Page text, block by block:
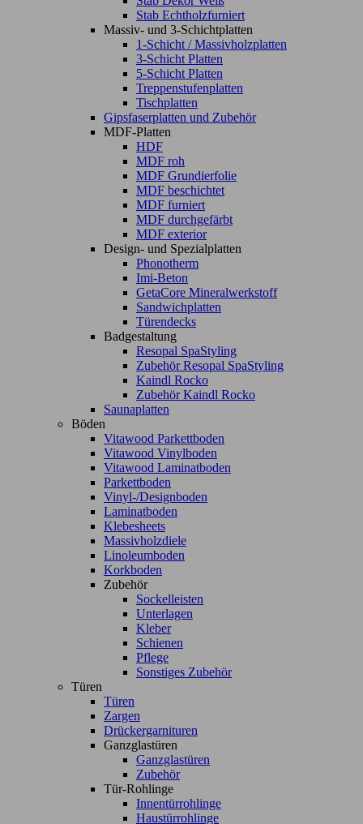
Stab Echtholzfurniert
Massiv- und 3-Schichtplatten
1-Schicht / Massivholzplatten
3-Schicht Platten
5-Schicht Platten
Treppenstufenplatten
Tischplatten
Gipsfaserplatten und Zubehör
MDF-Platten
HDF
MDF roh
MDF Grundierfolie
MDF beschichtet
MDF furniert
MDF durchgefärbt
MDF exterior
Design- und Spezialplatten
Phonotherm
Imi-Beton
GetaCore Mineralwerkstoff
Sandwichplatten
Türendecks
Badgestaltung
Resopal SpaStyling
Zubehör Resopal SpaStyling
Kaindl Rocko
Zubehör Kaindl Rocko
Saunaplatten
Böden
Vitawood Parkettboden
Vitawood Vinylboden
Vitawood Laminatboden
Parkettboden
Vinyl-/Designboden
Laminatboden
Klebesheets
Massivholzdiele
Linoleumboden
Korkboden
Zubehör
Sockelleisten
Unterlagen
Kleber
Schienen
Pflege
Sonstiges Zubehör
Türen
Türen
Zargen
Drückergarnituren
Ganzglastüren
Ganzglastüren
Zubehör
Tür-Rohlinge
Innentürrohlinge
Haustürrohlinge